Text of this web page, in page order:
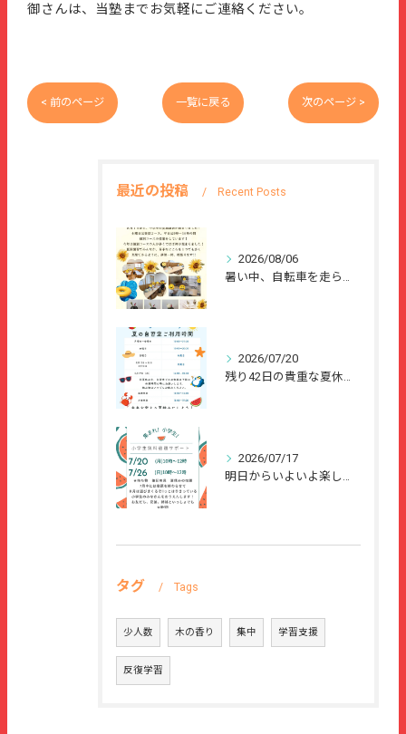
御さんは、当塾までお気軽にご連絡ください。
< 前のページ 一覧に戻る 次のページ >
最近の投稿 Recent Posts
2026/08/06
暑い中、自転車を走らせて、または、ご家族のご協力のもと、夏休...
2026/07/20
残り42日の貴重な夏休みを、
2026/07/17
明日からいよいよ楽しい夏休みが始まりますね🌻
タグ Tags
少人数 木の香り 集中 学習支援
反復学習